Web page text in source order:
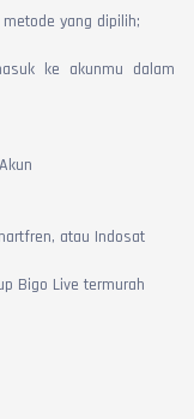
yang dipilih;
ke akunmu dalam
atau Indosat
Bigo Live termurah